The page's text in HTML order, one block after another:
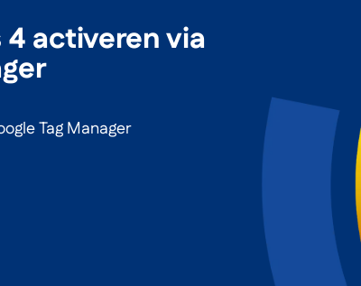
activeren via
Tag Manager